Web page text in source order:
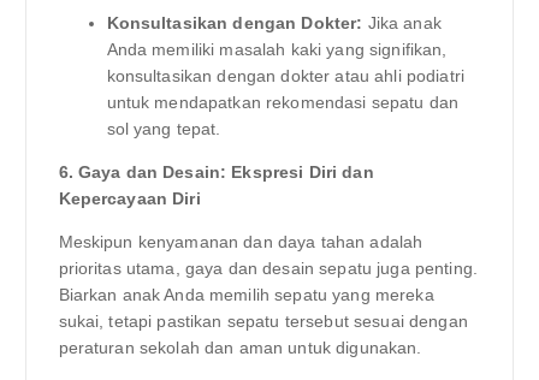
Konsultasikan dengan Dokter: Jika anak
Anda memiliki masalah kaki yang signifikan,
konsultasikan dengan dokter atau ahli podiatri
untuk mendapatkan rekomendasi sepatu dan
sol yang tepat.
6. Gaya dan Desain: Ekspresi Diri dan
Kepercayaan Diri
Meskipun kenyamanan dan daya tahan adalah
prioritas utama, gaya dan desain sepatu juga penting.
Biarkan anak Anda memilih sepatu yang mereka
sukai, tetapi pastikan sepatu tersebut sesuai dengan
peraturan sekolah dan aman untuk digunakan.